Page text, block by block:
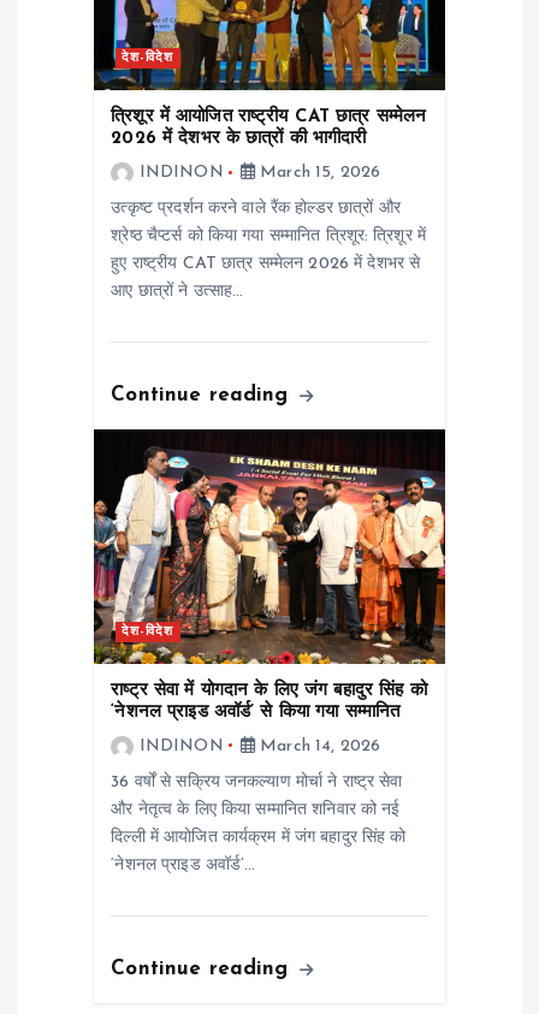
देश-विदेश
त्रिशूर में आयोजित राष्ट्रीय CAT छात्र सम्मेलन
2026 में देशभर के छात्रों की भागीदारी
INDINON
March 15, 2026
उत्कृष्ट प्रदर्शन करने वाले रैंक होल्डर छात्रों और
श्रेष्ठ चैप्टर्स को किया गया सम्मानित त्रिशूर: त्रिशूर में
हुए राष्ट्रीय CAT छात्र सम्मेलन 2026 में देशभर से
आए छात्रों ने उत्साह…
Continue reading
देश-विदेश
राष्ट्र सेवा में योगदान के लिए जंग बहादुर सिंह को
‘नेशनल प्राइड अवॉर्ड’ से किया गया सम्मानित
INDINON
March 14, 2026
36 वर्षों से सक्रिय जनकल्याण मोर्चा ने राष्ट्र सेवा
और नेतृत्व के लिए किया सम्मानित शनिवार को नई
दिल्ली में आयोजित कार्यक्रम में जंग बहादुर सिंह को
‘नेशनल प्राइड अवॉर्ड’…
Continue reading